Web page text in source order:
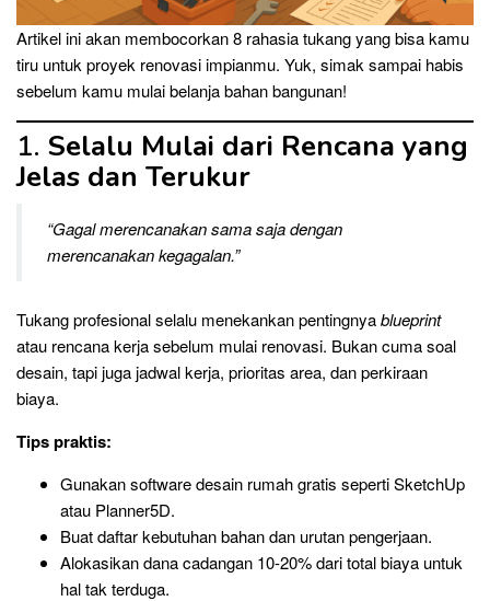
Artikel ini akan membocorkan 8 rahasia tukang yang bisa kamu
tiru untuk proyek renovasi impianmu. Yuk, simak sampai habis
sebelum kamu mulai belanja bahan bangunan!
1. Selalu Mulai dari Rencana yang
Jelas dan Terukur
“Gagal merencanakan sama saja dengan
merencanakan kegagalan.”
Tukang profesional selalu menekankan pentingnyablueprint
atau rencana kerja sebelum mulai renovasi. Bukan cuma soal
desain, tapi juga jadwal kerja, prioritas area, dan perkiraan
biaya.
Tips praktis:
Gunakan software desain rumah gratis seperti SketchUp
atau Planner5D.
Buat daftar kebutuhan bahan dan urutan pengerjaan.
Alokasikan dana cadangan 10-20% dari total biaya untuk
hal tak terduga.